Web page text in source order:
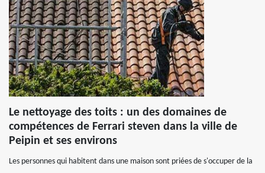
Le nettoyage des toits : un des domaines de
compétences de Ferrari steven dans la ville de
Peipin et ses environs
Les personnes qui habitent dans une maison sont priées de s'occuper de la